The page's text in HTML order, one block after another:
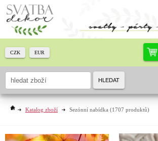
Katalog zboží Sezónní nabídka (1707 produktů)
CZK EUR
HLEDAT